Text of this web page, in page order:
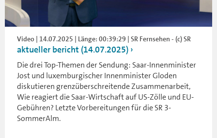
Video | 14.07.2025 | Länge: 00:39:29 | SR Fernsehen - (c) SR
aktueller bericht (14.07.2025)
Die drei Top-Themen der Sendung: Saar-Innenminister
Jost und luxemburgischer Innenminister Gloden
diskutieren grenzüberschreitende Zusammenarbeit,
Wie reagiert die Saar-Wirtschaft auf US-Zölle und EU-
Gebühren? Letzte Vorbereitungen für die SR 3-
SommerAlm.